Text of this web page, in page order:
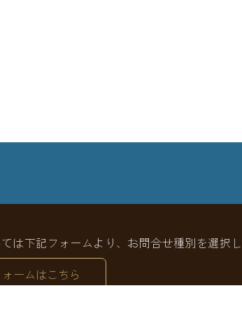
は下記フォームより、お問合せ種別を選択
ームはこちら